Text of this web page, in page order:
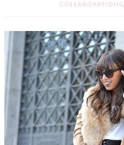
COLLABORATIONS